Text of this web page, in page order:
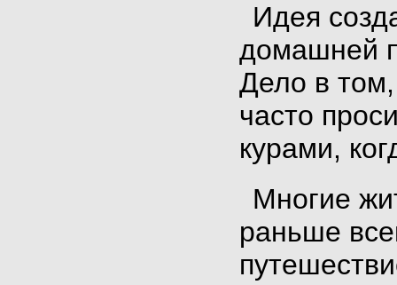
Идея
домашней
Дело в
часто
курами,
Многие
раньше